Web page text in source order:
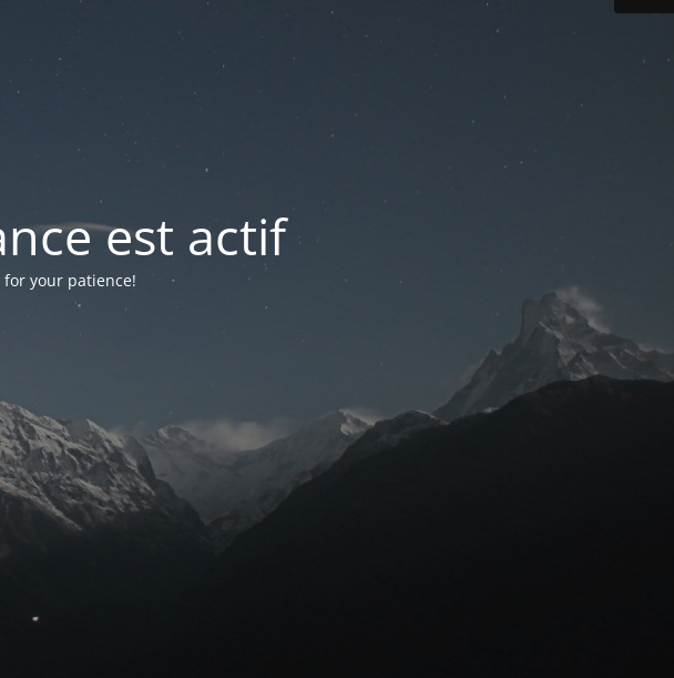
est actif
your patience!